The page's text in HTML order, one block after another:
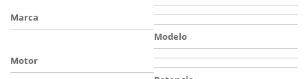
Marca
Modelo
Motor